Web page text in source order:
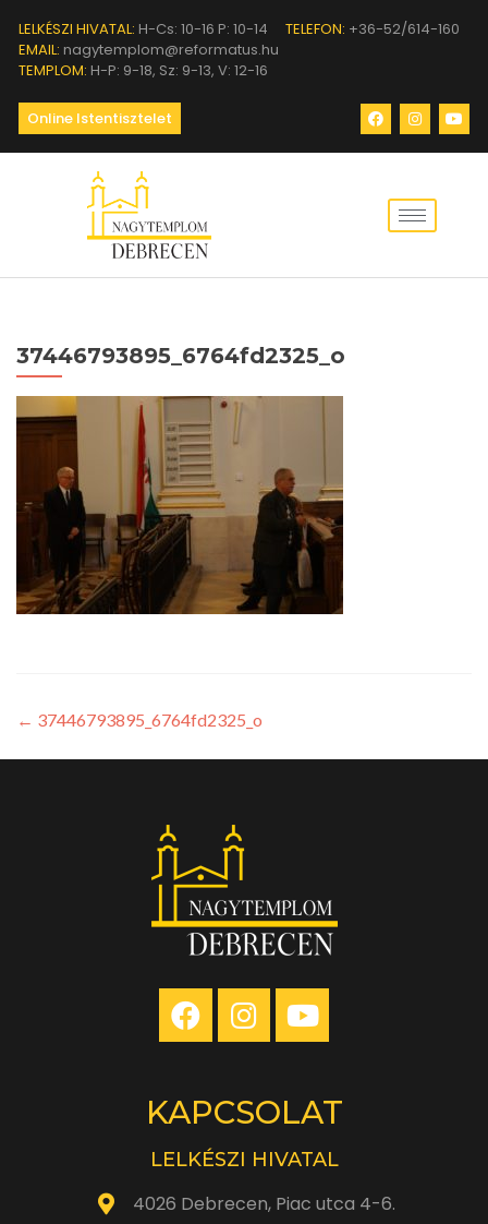
LELKÉSZI HIVATAL: H-Cs: 10-16 P: 10-14 TELEFON: +36-52/614-160
EMAIL: nagytemplom@reformatus.hu
TEMPLOM: H-P: 9-18, Sz: 9-13, V: 12-16
Online Istentisztelet
37446793895_6764fd2325_o
← 37446793895_6764fd2325_o
KAPCSOLAT
LELKÉSZI HIVATAL
4026 Debrecen, Piac utca 4-6.